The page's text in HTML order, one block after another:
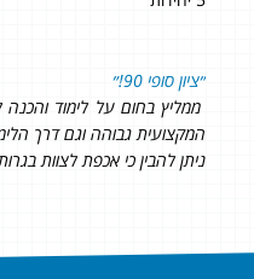
״ציון סופי 90!״
ממליץ בחום על לימוד
המקצועית גבוהה וגם דרך
ניתן להבין כי אכפת לצוות